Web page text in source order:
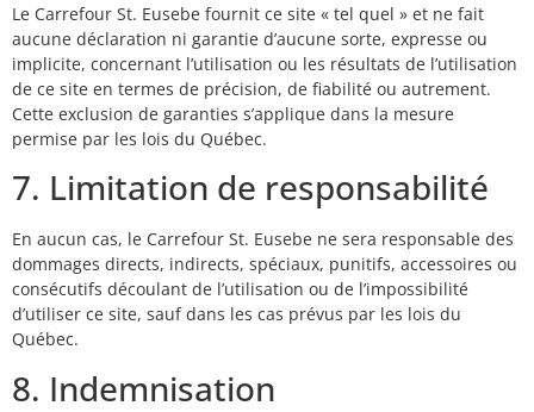
Le Carrefour St. Eusebe fournit ce site « tel quel » et ne fait
aucune déclaration ni garantie d’aucune sorte, expresse ou
implicite, concernant l’utilisation ou les résultats de l’utilisation
de ce site en termes de précision, de fiabilité ou autrement.
Cette exclusion de garanties s’applique dans la mesure
permise par les lois du Québec.
7. Limitation de responsabilité
En aucun cas, le Carrefour St. Eusebe ne sera responsable des
dommages directs, indirects, spéciaux, punitifs, accessoires ou
consécutifs découlant de l’utilisation ou de l’impossibilité
d’utiliser ce site, sauf dans les cas prévus par les lois du
Québec.
8. Indemnisation